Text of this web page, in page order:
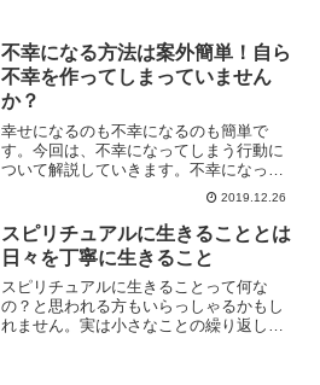
てはいけない逃げることについて、解説
します。
不幸になる方法は案外簡単！自ら
不幸を作ってしまっていません
か？
幸せになるのも不幸になるのも簡単で
す。今回は、不幸になってしまう行動に
ついて解説していきます。不幸になって
しまうのには理由があるからです。自ら
不幸を作るのをやめて幸せな人生を送り
ませんか？
2019.12.26
スピリチュアルに生きることとは
日々を丁寧に生きること
スピリチュアルに生きることって何な
の？と思われる方もいらっしゃるかもし
れません。実は小さなことの繰り返し